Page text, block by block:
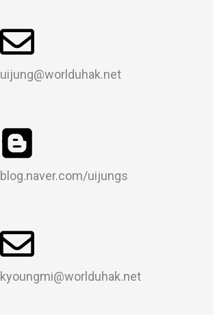
uijung@worlduhak.net
blog.naver.com/uijungs
kyoungmi@worlduhak.net